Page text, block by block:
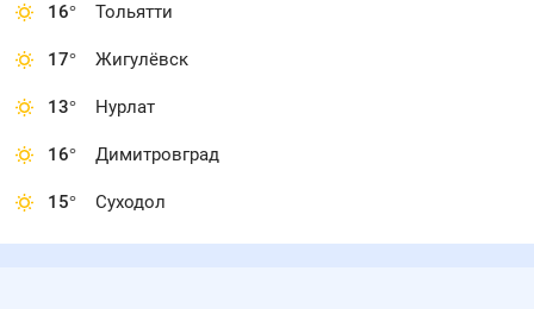
16° Тольятти
17° Жигулёвск
13° Нурлат
16° Димитровград
15° Суходол